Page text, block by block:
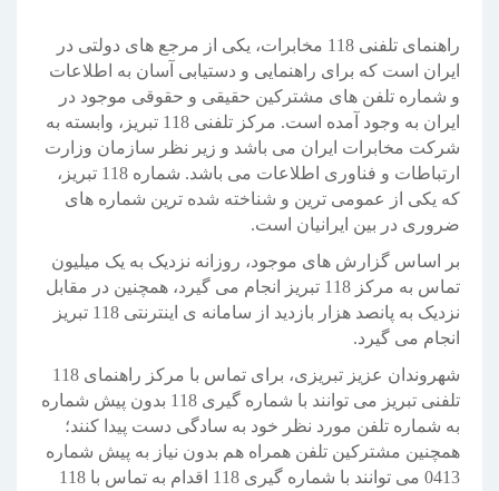
راهنمای تلفنی 118 مخابرات، یکی از مرجع های دولتی در
ایران است که برای راهنمایی و دستیابی آسان به اطلاعات
و شماره تلفن های مشترکین حقیقی و حقوقی موجود در
ایران به وجود آمده است. مرکز تلفنی 118 تبریز، وابسته به
شرکت مخابرات ایران می باشد و زیر نظر سازمان وزارت
ارتباطات و فناوری اطلاعات می باشد. شماره 118 تبریز،
که یکی از عمومی ترین و شناخته شده ترین شماره های
ضروری در بین ایرانیان است.
بر اساس گزارش های موجود، روزانه نزدیک به یک میلیون
تماس به مرکز 118 تبریز انجام می گیرد، همچنین در مقابل
نزدیک به پانصد هزار بازدید از سامانه ی اینترنتی 118 تبریز
انجام می گیرد.
شهروندان عزیز تبریزی، برای تماس با مرکز راهنمای 118
تلفنی تبریز می توانند با شماره گیری 118 بدون پیش شماره
به شماره تلفن مورد نظر خود به سادگی دست پیدا کنند؛
همچنین مشترکین تلفن همراه هم بدون نیاز به پیش شماره
0413 می توانند با شماره گیری 118 اقدام به تماس با 118